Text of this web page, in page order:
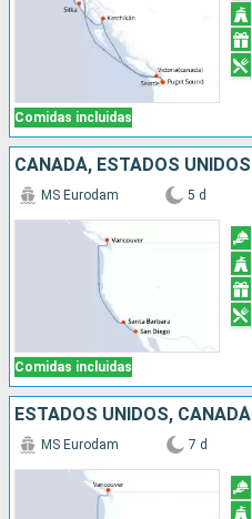
Comidas incluidas
CANADÁ, ESTADOS UNIDOS
Comidas incluidas
MS Eurodam 5 d
ESTADOS UNIDOS, CANADÁ
MS Eurodam 7 d